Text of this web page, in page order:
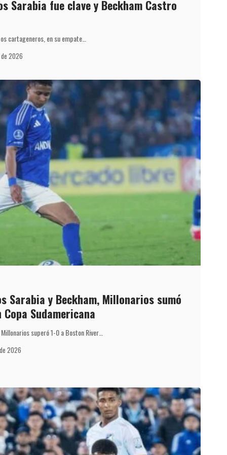
Sarabia fue clave y Beckham Castro
cartageneros, en su empate…
2026
Sarabia y Beckham, Millonarios sumó
Sudamericana
superó 1-0 a Boston River…
2026